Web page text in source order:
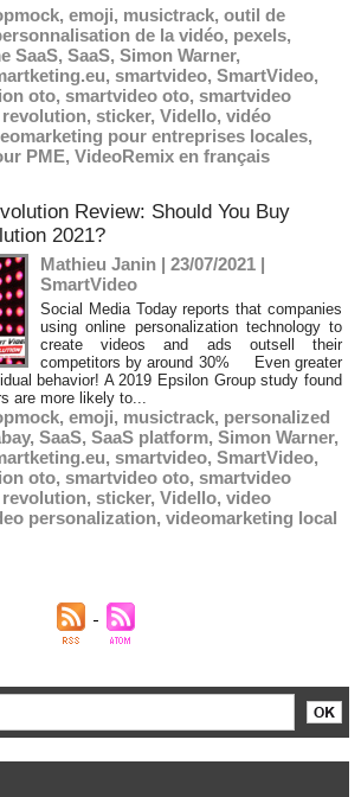
, emoji, musictrack, outil de
de la vidéo, pexels,
SaaS, SaaS, Simon Warner,
, smartvideo, SmartVideo,
oto, smartvideo oto, smartvideo
, sticker, Vidello, vidéo
pour entreprises locales,
PME, VideoRemix en français
Review: Should You Buy
2021?
Mathieu Janin | 23/07/2021 |
SmartVideo
Social Media Today reports that companies
using online personalization technology to
create videos and ads outsell their
competitors by around 30% Even greater
behavior! A 2019 Epsilon Group study found
are more likely to...
, emoji, musictrack, personalized
, SaaS, SaaS platform, Simon Warner,
, smartvideo, SmartVideo,
oto, smartvideo oto, smartvideo
, sticker, Vidello, video
personalization, videomarketing local